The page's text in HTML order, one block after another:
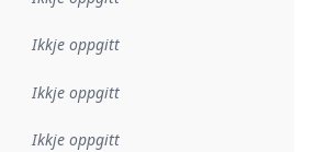
Ikkje oppgitt
Ikkje oppgitt
Ikkje oppgitt